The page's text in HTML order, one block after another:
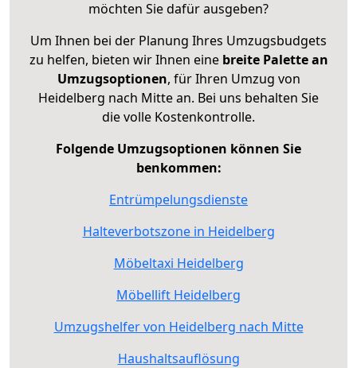
möchten Sie dafür ausgeben?
Um Ihnen bei der Planung Ihres Umzugsbudgets
zu helfen, bieten wir Ihnen eine breite Palette an
Umzugsoptionen, für Ihren Umzug von
Heidelberg nach Mitte an. Bei uns behalten Sie
die volle Kostenkontrolle.
Folgende Umzugsoptionen können Sie
benkommen:
Entrümpelungsdienste
Halteverbotszone in Heidelberg
Möbeltaxi Heidelberg
Möbellift Heidelberg
Umzugshelfer von Heidelberg nach Mitte
Haushaltsauflösung